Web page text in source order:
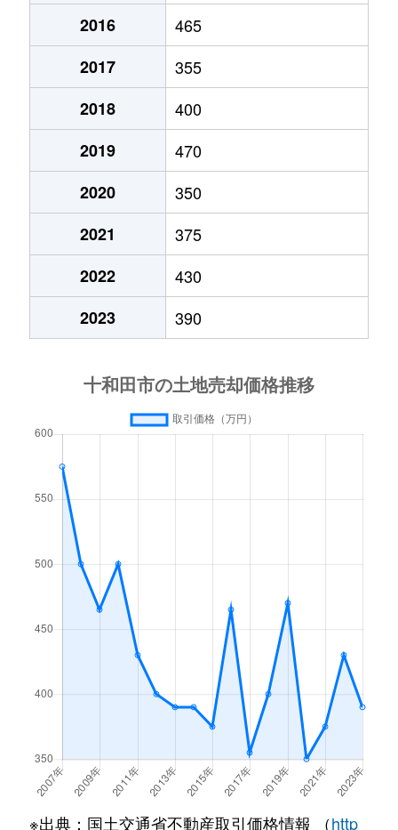
東十六番町 360万円
東二十一番町
2,600万円
東二十一番町
1,200万円
東二十二番町
3,800万円
東二十二番町
1,500万円
東二十三番町
370万円
大字洞内
100万円
元町西
1,000万円
2016
465
2017
355
2018
400
2019
470
2020
350
2021
375
2022
430
2023
390
※出典：国土交通省不動産取引価格情報 （http